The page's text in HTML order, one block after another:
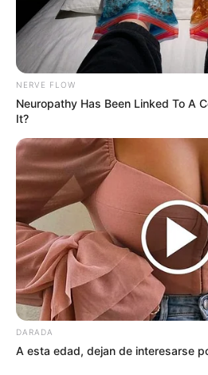
NERVE FLOW
Neuropathy Has Been Linked To A
It?
DARADA
A esta edad, dejan de interesarse